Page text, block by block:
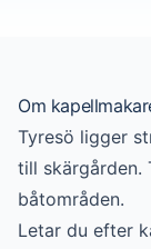
Om
Tyresö ligger
till skärgården.
båtområden.
Letar du efter